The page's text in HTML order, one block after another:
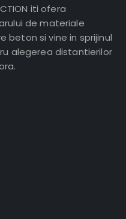
iti ofera
de materiale
beton si vine in sprijinul
alegerea distantierilor